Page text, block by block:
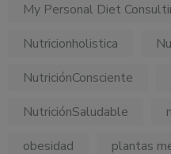
My Personal Diet
Nutricionholistica
NutriciónConsciente
NutriciónSaludable
obesidad
plantas